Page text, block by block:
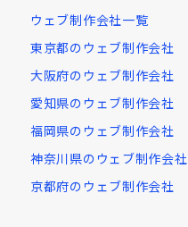
ウェブ制作会社一覧
東京都のウェブ制作会社
大阪府のウェブ制作会社
愛知県のウェブ制作会社
福岡県のウェブ制作会社
神奈川県のウェブ制作会社
京都府のウェブ制作会社